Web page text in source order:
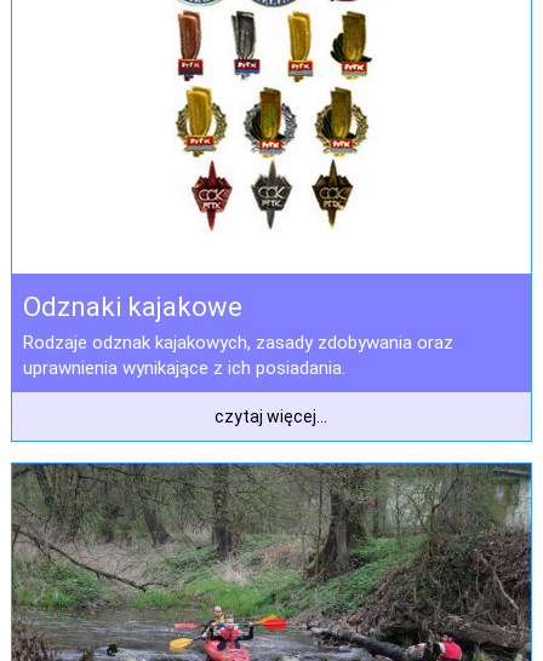
Odznaki kajakowe
Rodzaje odznak kajakowych, zasady zdobywania oraz
uprawnienia wynikające z ich posiadania.
czytaj więcej...